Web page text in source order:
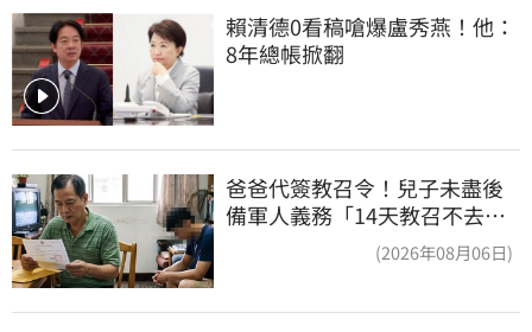
賴清德0看稿嗆爆盧秀燕！他：
8年總帳掀翻
爸爸代簽教召令！兒子未盡後
備軍人義務「14天教召不去」
(2026年08月06日)